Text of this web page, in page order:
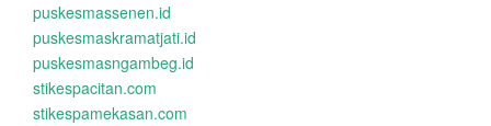
puskesmassenen.id
puskesmaskramatjati.id
puskesmasngambeg.id
stikespacitan.com
stikespamekasan.com